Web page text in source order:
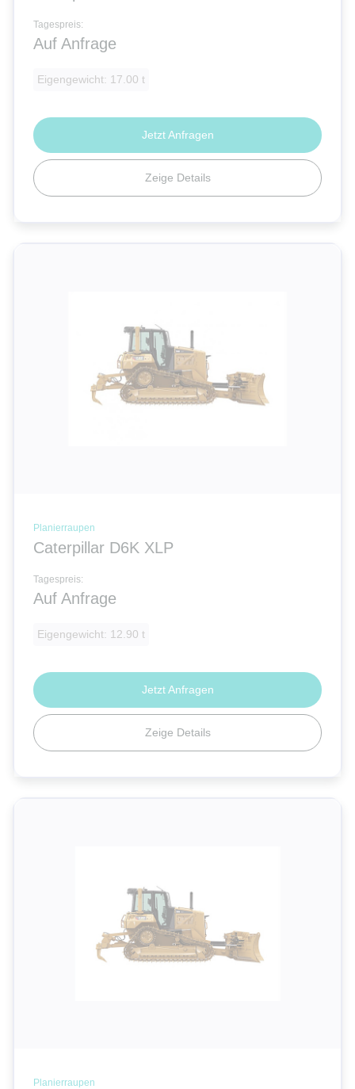
Tagespreis:
Auf Anfrage
Eigengewicht: 17.00 t
Zeige Details
Jetzt Anfragen
Planierraupen
Caterpillar D6K XLP
Tagespreis:
Auf Anfrage
Eigengewicht: 12.90 t
Zeige Details
Jetzt Anfragen
Planierraupen